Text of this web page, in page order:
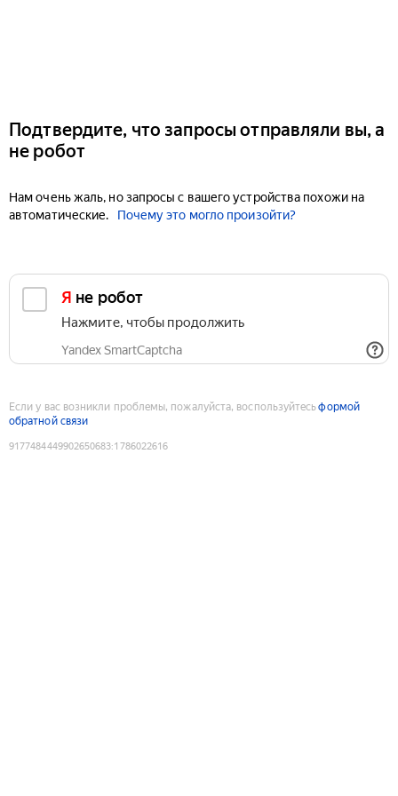
Подтвердите, что запросы отправляли вы, а
не робот
Нам очень жаль, но запросы с вашего устройства похожи на
автоматические.
Почему это могло произойти?
Я не робот
Нажмите, чтобы продолжить
Yandex SmartCaptcha
Если у вас возникли проблемы, пожалуйста, воспользуйтесьформой
обратной связи
9177484449902650683:1786022616